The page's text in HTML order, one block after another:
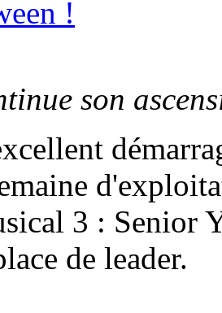
son
3 : Senior
de leader.